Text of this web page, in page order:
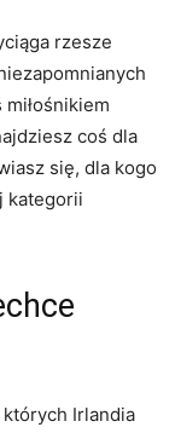
⁢rzesze
coś dla
się, ⁢dla kogo
kategorii⁣
Irlandia